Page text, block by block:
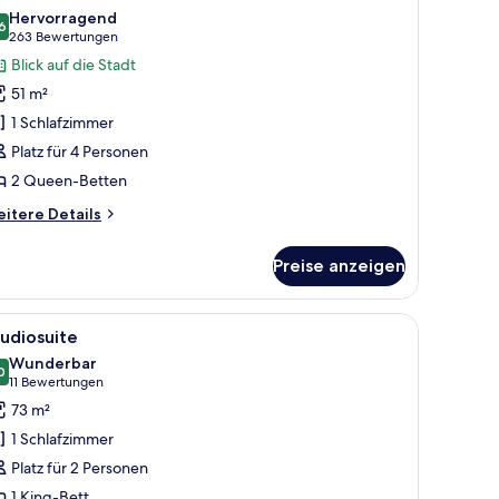
von 10
Hervorragend
263 Bewertungen
(263
Bewertungen)
Blick auf die Stadt
51 m²
1 Schlafzimmer
Platz für 4 Personen
2 Queen-Betten
Details
Preise anzeigen
Bett, einem Nachttisch, einem Fernseher und Blick ins Freie.
Ein Hotelzimmer mit einem großen Bett,
4
von 10
Wunderbar
11 Bewertungen
(11
Bewertungen)
73 m²
1 Schlafzimmer
Platz für 2 Personen